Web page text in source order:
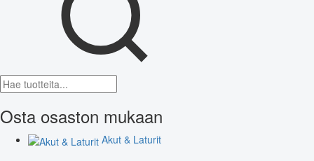
Osta osaston mukaan
Akut & Laturit